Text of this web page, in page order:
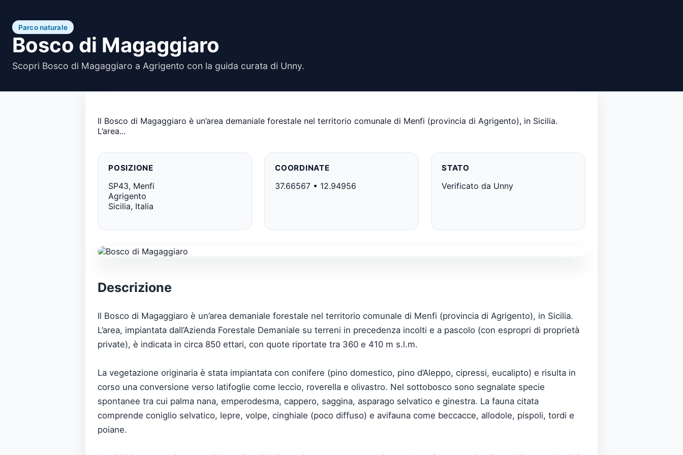
Parco naturale
Bosco di Magaggiaro
Scopri Bosco di Magaggiaro a Agrigento con la guida curata di Unny.
Il Bosco di Magaggiaro è un’area demaniale forestale nel territorio comunale di Menfi (provincia di Agrigento), in Sicilia.
L’area...
POSIZIONE
SP43, Menfi
Agrigento
Sicilia, Italia
COORDINATE
37.66567 • 12.94956
STATO
Verificato da Unny
Descrizione
Il Bosco di Magaggiaro è un’area demaniale forestale nel territorio comunale di Menfi (provincia di Agrigento), in Sicilia.
L’area, impiantata dall’Azienda Forestale Demaniale su terreni in precedenza incolti e a pascolo (con espropri di proprietà
private), è indicata in circa 850 ettari, con quote riportate tra 360 e 410 m s.l.m.
La vegetazione originaria è stata impiantata con conifere (pino domestico, pino d’Aleppo, cipressi, eucalipto) e risulta in
corso una conversione verso latifoglie come leccio, roverella e olivastro. Nel sottobosco sono segnalate specie
spontanee tra cui palma nana, emperodesma, cappero, saggina, asparago selvatico e ginestra. La fauna citata
comprende coniglio selvatico, lepre, volpe, cinghiale (poco diffuso) e avifauna come beccacce, allodole, pispoli, tordi e
poiane.